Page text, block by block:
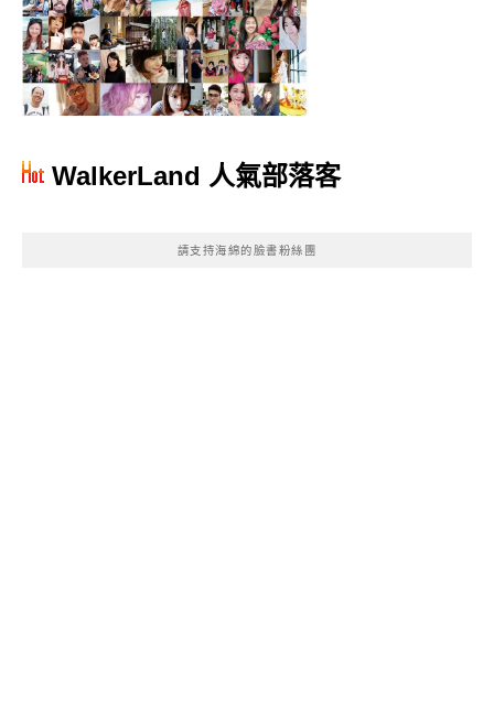
WalkerLand 人氣部落客
請支持海綿的臉書粉絲團